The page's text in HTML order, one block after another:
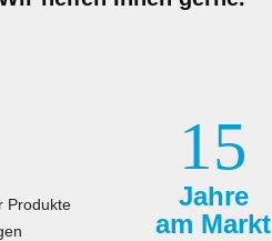
Produkte
15
Jahre
am Markt